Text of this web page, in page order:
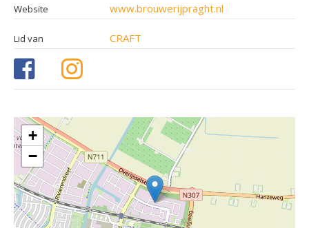
Website www.brouwerijpraght.nl
Lid van CRAFT
+
−